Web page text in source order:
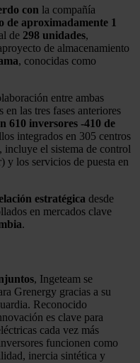
con la compañía
de aproximadamente 1
de 298 unidades,
de almacenamiento
, conocidas como
entre ambas
las tres fases anteriores
610 inversores -410 de
integrados en 305 centros
incluye el sistema de control
y los servicios de puesta en
estratégica desde
en mercados clave
.
, Ingeteam se
Grenergy gracias a su
Reconocido
es clave para
cada vez más
funcionen como
inercia sintética y